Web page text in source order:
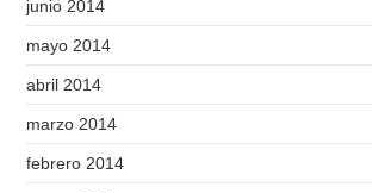
junio 2014
mayo 2014
abril 2014
marzo 2014
febrero 2014